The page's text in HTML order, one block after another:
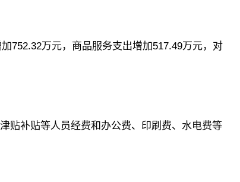
752.32万元，商品服务支出增加517.49万元，对
贴补贴等人员经费和办公费、印刷费、水电费等